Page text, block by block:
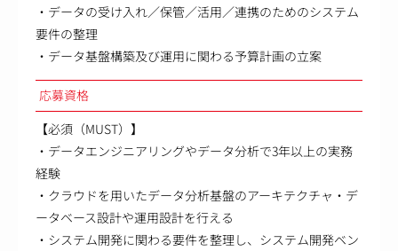
・データの受け入れ／保管／活用／連携のためのシステム
要件の整理
・データ基盤構築及び運用に関わる予算計画の立案
応募資格
【必須（MUST）】
・データエンジニアリングやデータ分析で3年以上の実務
経験
・クラウドを用いたデータ分析基盤のアーキテクチャ・デ
ータベース設計や運用設計を行える
・システム開発に関わる要件を整理し、システム開発ベン